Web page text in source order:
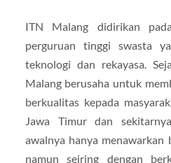
ITN Malang didirikan
perguruan tinggi swasta
teknologi dan rekayasa.
Malang berusaha untuk
berkualitas kepada
Jawa Timur dan
awalnya hanya menawarkan
namun seiring dengan